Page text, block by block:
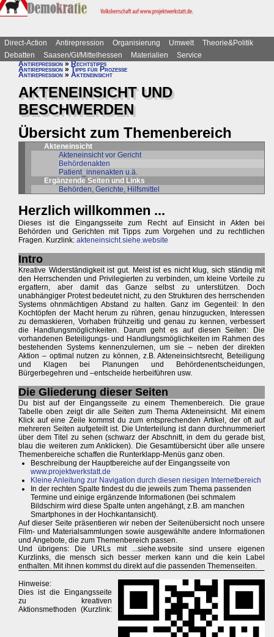
Direct-Action Antirepression Organisierung Umwelt
Theorie&Politik
Debatten
Saasen/GI/Mittelhessen Materialien
Service
Antirepression»Rechtstipps
Antirepression » Tipps für Prozesse
Antirepression » Akteneinsicht
AKTENEINSICHT UND
BESCHWERDEN
Übersicht zum Themenbereich
Akteneinsicht
Akteneinsicht vor Gericht
Behördenakten
Patient_innenakten u.ä.
Ergänzende Seiten und Links
Behörden, Gerichte, Hilfsmittel
Herzlich willkommen ...
Dieses ist die Eingangsseite zum Recht auf Einsicht in Akten bei
Behörden und Gerichten mit Tipps zum Vorgehen und zu rechtlichen
Fragen. Kurzlink: akteneinsicht.siehe.website
Intro
Kreative Widerständigkeit ist gut. Meist ist es nicht klug, sich ständig mit
den Herrschenden und Privilegierten zu verbinden, um kleine Vorteile zu
ergattern, aber damit das Ganze selbst zu unterstützen. Doch
unabhängiger Protest bedeutet nicht, zu den Strukturen des herrschenden
Systems ohnmächtigen Abstand zu halten. Ganz im Gegenteil: In den
Kochtöpfen der Macht herum zu rühren, genau hinzugucken, Interessen
zu demaskieren, Vorhaben frühzeitig und genau zu kennen, verbessert
die Handlungsmöglichkeiten. Darum geht es auf diesen Seiten: Die
vorhandenen Beteiligungs- und Handlungsmöglichkeiten im Rahmen des
bestehenden Systems kennenzulernen, um sie – neben der direkten
Aktion – optimal nutzen zu können, z.B. Akteneinsichtsrecht, Beteiligung
und Klagen bei Planungen und Behördenentscheidungen,
Bürgerbegehren und –entscheide herbeiführen usw.
Die Gliederung dieser Seiten
Du bist auf der Eingangsseite zu einem Themenbereich. Die graue
Tabelle oben zeigt dir alle Seiten zum Thema Akteneinsicht. Mit einem
Klick auf eine Zeile kommst du zum entsprechenden Artikel, der oft auf
mehreren Seiten aufgeteilt ist. Die Unterteilung ist dann durchnummeriert
über dem Titel zu sehen (schwarz der Abschnitt, in dem du gerade bist,
blau die weiteren zum Anklicken). Die Gesamtübersicht über alle unsere
Themenbereiche schaffen die Runterklapp-Menüs ganz oben.
Beschreibung der Hauptbereiche auf der Eingangsseite von
www.projektwerkstatt.de
Kleine Anleitung zur Navigation durch diesen riesigen Internetbereich
In der rechten Spalte findest du die jeweils zum Thema passenden
Termine und einige ergänzende Informationen (bei schmalem
Bildschirm wird diese Spalte unten angehängt, z.B. am manchen
Smartphones in der Hochkantansicht).
Auf dieser Seite präsentieren wir neben der Seitenübersicht noch unsere
Film- und Materialsammlungen sowie ausgewählte andere Informationen
und Angebote, die zum Themenbereich passen.
Und übrigens: Die URLs mit ...siehe.website sind unsere eigenen
Kurzlinks, die mensch sich besser merken kann und die kein Label
enthalten. Mit ihnen kommst du direkt auf die passenden Themenseiten.
Hinweise:
Dies ist die Eingangsseite
zu kreativen
Aktionsmethoden (Kurzlink: